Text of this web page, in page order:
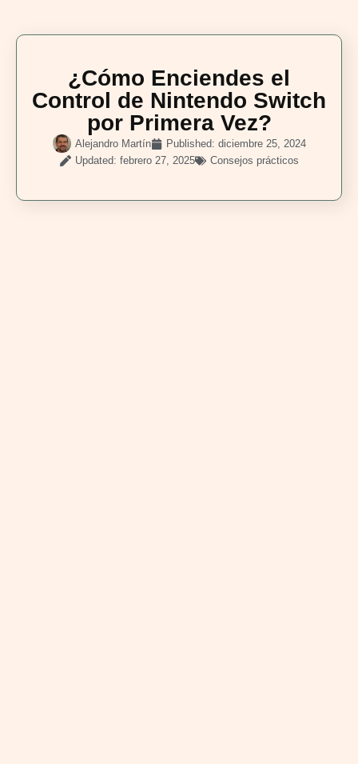
¿Cómo Enciendes el
Control de Nintendo Switch
por Primera Vez?
Alejandro Martín Published: diciembre 25, 2024
Updated: febrero 27, 2025
Consejos prácticos